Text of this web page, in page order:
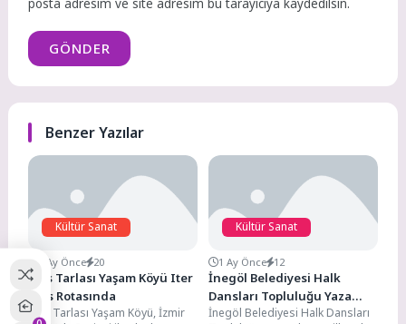
posta adresim ve site adresim bu tarayıcıya kaydedilsin.
GÖNDER
Benzer Yazılar
Kültür Sanat
3 Ay Önce 20
Efes Tarlası Yaşam Köyü Iter
Vitis Rotasında
Efes Tarlası Yaşam Köyü, İzmir
Kültür Sanat
1 Ay Önce 12
İnegöl Belediyesi Halk
Dansları Topluluğu Yaza
Merhaba Dedi
İnegöl Belediyesi Halk Dansları